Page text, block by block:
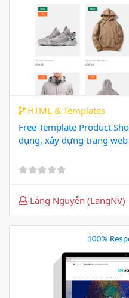
HTML & Templates
Free Template Product
dụng, xây dựng trang
Lắng Nguyễn (LangNV)